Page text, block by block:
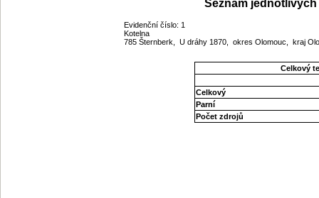
Seznam
Evidenční číslo: 1
Kotelna
785 Šternberk, U dráhy 1870, okres Olomouc, kraj
Celkový
Celkový
Parní
Počet zdrojů